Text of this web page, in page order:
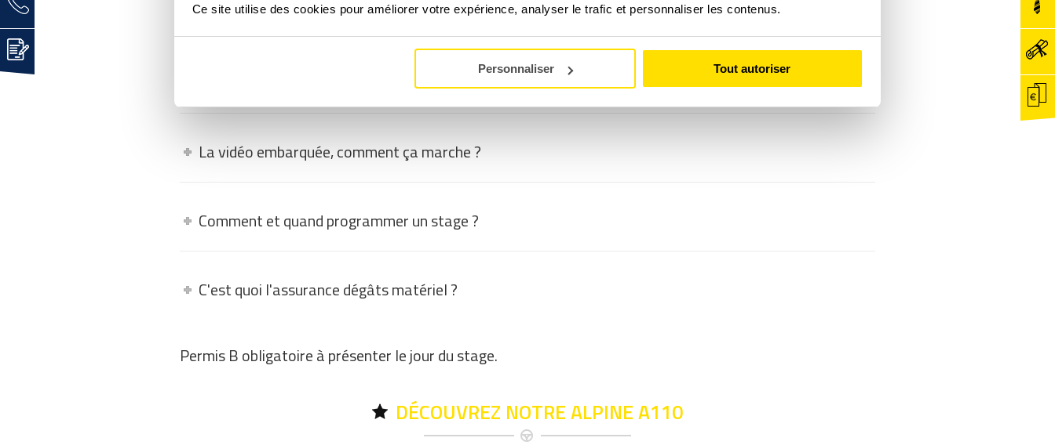
Ce site utilise des cookies pour améliorer votre expérience, analyser le trafic et personnaliser les contenus.
Personnaliser Tout autoriser
C'est quoi une Alpine A110 ?
Comment se déroule un stage découverte GT/Prestige ?
La vidéo embarquée, comment ça marche ?
Comment et quand programmer un stage ?
C'est quoi l'assurance dégâts matériel ?
Permis B obligatoire à présenter le jour du stage.
DÉCOUVREZ NOTRE ALPINE A110